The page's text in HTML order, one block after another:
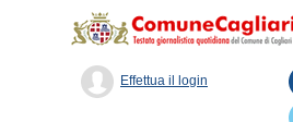
Effettua il login